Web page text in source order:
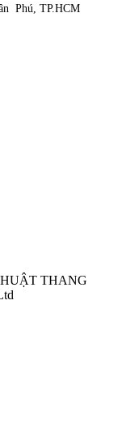
Phú, TP.HCM
THANG